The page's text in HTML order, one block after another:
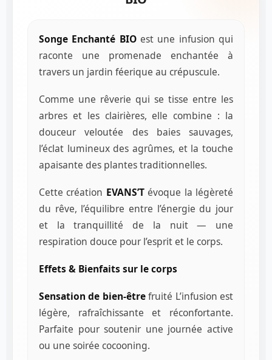
Songe Enchanté BIOest une infusion qui
raconte une promenade enchantée à
travers un jardin féerique au crépuscule.
Comme une rêverie qui se tisse entre les
arbres et les clairières, elle combine : la
douceur veloutée des baies sauvages,
l’éclat lumineux des agrûmes, et la touche
apaisante des plantes traditionnelles.
Cette création EVANS’T évoque la légèreté
du rêve, l’équilibre entre l’énergie du jour
et la tranquillité de la nuit — une
respiration douce pour l’esprit et le corps.
Effets & Bienfaits sur le corps
Sensation de bien-êtrefruité L’infusion est
légère, rafraîchissante et réconfortante.
Parfaite pour soutenir une journée active
ou une soirée cocooning.